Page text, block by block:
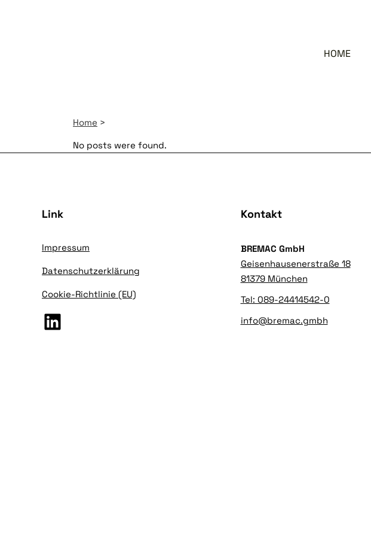
HOME
Home >
No posts were found.
Link
Impressum
Datenschutzerklärung
Cookie-Richtlinie (EU)
LinkedIn
Kontakt
BREMAC GmbH
Geisenhausenerstraße 18
81379 München
Tel: 089-24414542-0
info@bremac.gmbh